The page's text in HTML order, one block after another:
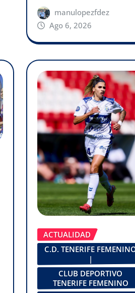
manulopezfdez
Ago 6, 2026
ACTUALIDAD
C.D. TENERIFE
|
CLUB DEPORTIVO
TENERIFE FEMENINO